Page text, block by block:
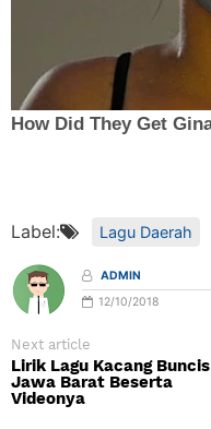
Label: Lagu Daerah
ADMIN
12/10/2018
Next article
Lirik Lagu Kacang Buncis
Jawa Barat Beserta
Videonya